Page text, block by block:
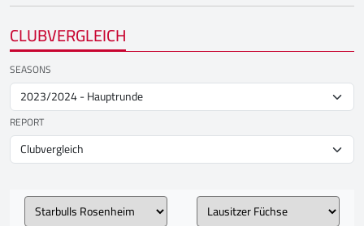
CLUBVERGLEICH
SEASONS
REPORT